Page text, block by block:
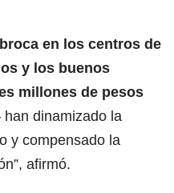
en los centros de
y los buenos
millones de pesos
dinamizado la
y compensado la
afirmó.